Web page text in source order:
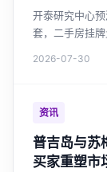
开泰研究中心
套，二手房挂
2026-07-30
资讯
普吉岛与苏
买家重塑市